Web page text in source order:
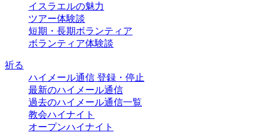
イスラエルの魅力
ツアー体験談
短期・長期ボランティア
ボランティア体験談
祈る
ハイメール通信 登録・停止
最新のハイメール通信
過去のハイメール通信一覧
教会ハイナイト
オープンハイナイト